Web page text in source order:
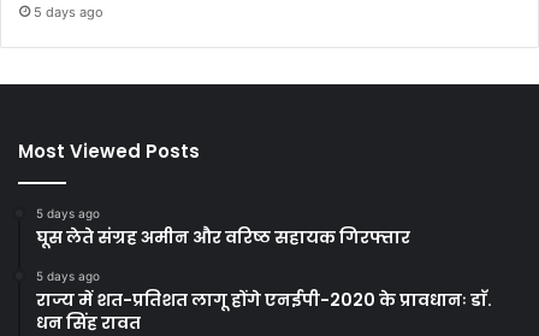
5 days ago
Most Viewed Posts
5 days ago
घूस लेते संग्रह अमीन और वरिष्ठ सहायक गिरफ्तार
5 days ago
राज्य में शत-प्रतिशत लागू होंगे एनईपी-2020 के प्रावधानः डाॅ.
धन सिंह रावत